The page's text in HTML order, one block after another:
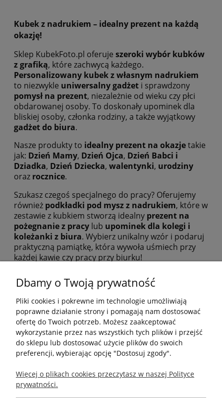
Kubek z nadrukiem – idealny prezent na każdą
okazję!
Sklep KubekFoto.pl oferuje szeroki wybór kubków
z grafiką, które zachwycą każdego.
Personalizowany kubek z własnym nadrukiem
to niezwykle uniwersalny gadżet i sprawdzony
pomysł na prezent, niezależnie od wieku czy płci
obdarowanej osoby. To doskonały upominek dla
bliskiej osoby, członka rodziny, a także wyjątkowy
gadżet do biura.
Nasze produkty to idealny prezent na okazjetakie
jak: Dzień Mamy, Dzień Ojca, Dzień Babci i
Dziadka, Dzień Dziecka, walentynki, urodziny
oraz rocznice.
Szukasz czegoś specjalnego do pracy? Oferujemy
również podkładki pod mysz z nadrukiem, które w
zestawie z kubkiem stworzą idealny prezent na
pożegnanie z pracy lub upominek dla kolegi i
koleżanki z biura. Wybierz unikalny wzór i podaruj
praktyczną pamiątkę, która wywoła uśmiech przy
każdej kawie czy pracy przy biurku!
Pomoc
Dbamy o Twoją prywatność
Pliki cookies i pokrewne im technologie umożliwiają
poprawne działanie strony i pomagają nam dostosować
ofertę do Twoich potrzeb. Możesz zaakceptować
wykorzystanie przez nas wszystkich tych plików i przejść
do sklepu lub dostosować użycie plików do swoich
preferencji, wybierając opcję "Dostosuj zgody".
Więcej o plikach cookies przeczytasz w naszej Polityce
prywatności.